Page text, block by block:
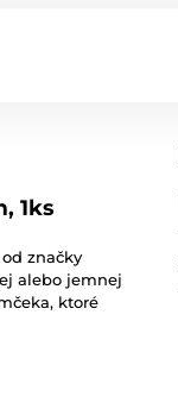
1ks
od značky
alebo jemnej
ktoré